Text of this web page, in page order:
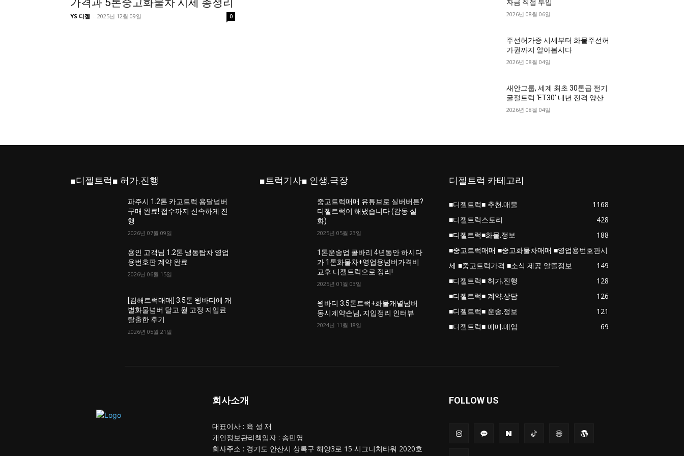
가격과 5톤중고화물차 시세 총정리
YS 디젤 - 2025년 12월 09일 0
자금 직접 투입
2026년 08월 06일
주선허가증 시세부터 화물주선허
가권까지 알아봅시다
2026년 08월 04일
새안그룹, 세계 최초 30톤급 전기
굴절트럭 ‘ET30’ 내년 전격 양산
2026년 08월 04일
■디젤트럭■ 허가.진행
파주시 1.2톤 카고트럭 용달넘버
구매 완료! 접수까지 신속하게 진
행
2026년 07월 09일
용인 고객님 1.2톤 냉동탑차 영업
용번호판 계약 완료
2026년 06월 15일
[김해트럭매매] 3.5톤 윙바디에 개
별화물넘버 달고 월 고정 지입료
탈출한 후기
2026년 05월 21일
■트럭기사■ 인생.극장
중고트럭매매 유튜브로 실버버튼?
디젤트럭이 해냈습니다 (감동 실
화)
2025년 05월 23일
1톤운송업 콜바리 4년동안 하시다
가 1톤화물차+영업용넘버가격비
교후 디젤트럭으로 정리!
2025년 01월 03일
윙바디 3.5톤트럭+화물개별넘버
동시계약손님, 지입정리 인터뷰
2024년 11월 18일
디젤트럭 카테고리
■디젤트럭■ 추천.매물
1168
■디젤트럭스토리
428
■디젤트럭■화물.정보
188
■중고트럭매매 ■중고화물차매매 ■영업용번호판시
세 ■중고트럭가격 ■소식 제공 알뜰정보
149
■디젤트럭■ 허가.진행
128
■디젤트럭■ 계약.상담
126
■디젤트럭■ 운송.정보
121
■디젤트럭■ 매매.매입
69
회사소개
대표이사 : 육 성 재
개인정보관리책임자 : 송민영
회사주소 : 경기도 안산시 상록구 해양3로 15 시그니처타워 2020호
FOLLOW US